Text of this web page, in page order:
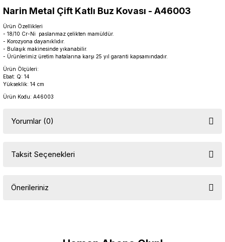
Narin Metal Çift Katlı Buz Kovası - A46003
Ürün Özellikleri
- 18/10 Cr-Ni paslanmaz çelikten mamüldür.
- Korozyona dayanıklıdır.
- Bulaşık makinesinde yıkanabilir.
- Ürünlerimiz üretim hatalarına karşı 25 yıl garanti kapsamındadır.
Ürün Ölçüleri:
Ebat: Q: 14
Yükseklik: 14 cm
Ürün Kodu: A46003
Yorumlar (0)
Taksit Seçenekleri
Önerileriniz
Görüş ve önerileriniz için teşekkür ederiz.